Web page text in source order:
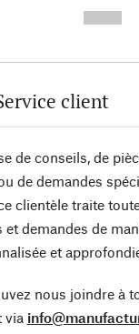
client
de conseils, de
de demandes
clientèle traite
et demandes de
et
nous joindre à
via